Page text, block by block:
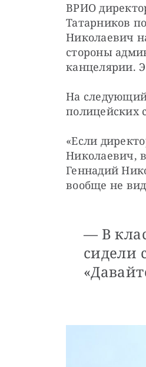
ВРИО
Татарников
Николаевич
стороны
канцелярии.
На
полицейских
«Если
Николаевич,
Геннадий
вообще не
— В
сидели